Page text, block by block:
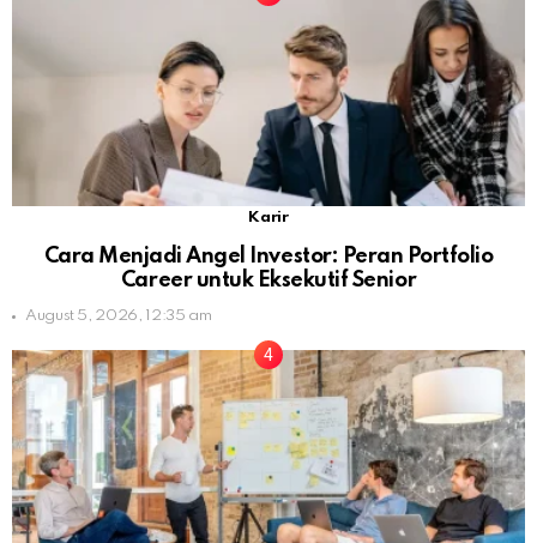
Karir
Cara Menjadi Angel Investor: Peran Portfolio
Career untuk Eksekutif Senior
August 5, 2026, 12:35 am